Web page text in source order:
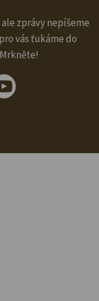
zprávy nepíšeme
vás ťukáme do